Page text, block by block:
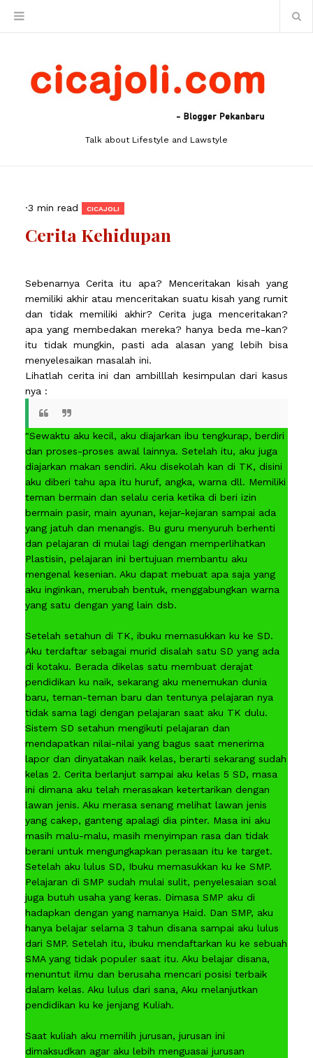
Talk about Lifestyle and Lawstyle
·3 min read CICAJOLI
Cerita Kehidupan
Sebenarnya Cerita itu apa? Menceritakan kisah yang
memiliki akhir atau menceritakan suatu kisah yang rumit
dan tidak memiliki akhir? Cerita juga menceritakan?
apa yang membedakan mereka? hanya beda me-kan?
itu tidak mungkin, pasti ada alasan yang lebih bisa
menyelesaikan masalah ini.
Lihatlah cerita ini dan ambilllah kesimpulan dari kasus
nya :
"Sewaktu aku kecil, aku diajarkan ibu tengkurap, berdiri
dan proses-proses awal lainnya. Setelah itu, aku juga
diajarkan makan sendiri. Aku disekolah kan di TK, disini
aku diberi tahu apa itu huruf, angka, warna dll. Memiliki
teman bermain dan selalu ceria ketika di beri izin
bermain pasir, main ayunan, kejar-kejaran sampai ada
yang jatuh dan menangis. Bu guru menyuruh berhenti
dan pelajaran di mulai lagi dengan memperlihatkan
Plastisin, pelajaran ini bertujuan membantu aku
mengenal kesenian. Aku dapat mebuat apa saja yang
aku inginkan, merubah bentuk, menggabungkan warna
yang satu dengan yang lain dsb.
Setelah setahun di TK, ibuku memasukkan ku ke SD.
Aku terdaftar sebagai murid disalah satu SD yang ada
di kotaku. Berada dikelas satu membuat derajat
pendidikan ku naik, sekarang aku menemukan dunia
baru, teman-teman baru dan tentunya pelajaran nya
tidak sama lagi dengan pelajaran saat aku TK dulu.
Sistem SD setahun mengikuti pelajaran dan
mendapatkan nilai-nilai yang bagus saat menerima
lapor dan dinyatakan naik kelas, berarti sekarang sudah
kelas 2. Cerita berlanjut sampai aku kelas 5 SD, masa
ini dimana aku telah merasakan ketertarikan dengan
lawan jenis. Aku merasa senang melihat lawan jenis
yang cakep, ganteng apalagi dia pinter. Masa ini aku
masih malu-malu, masih menyimpan rasa dan tidak
berani untuk mengungkapkan perasaan itu ke target.
Setelah aku lulus SD, Ibuku memasukkan ku ke SMP.
Pelajaran di SMP sudah mulai sulit, penyelesaian soal
juga butuh usaha yang keras. Dimasa SMP aku di
hadapkan dengan yang namanya Haid. Dan SMP, aku
hanya belajar selama 3 tahun disana sampai aku lulus
dari SMP. Setelah itu, ibuku mendaftarkan ku ke sebuah
SMA yang tidak populer saat itu. Aku belajar disana,
menuntut ilmu dan berusaha mencari posisi terbaik
dalam kelas. Aku lulus dari sana, Aku melanjutkan
pendidikan ku ke jenjang Kuliah.
Saat kuliah aku memilih jurusan, jurusan ini
dimaksudkan agar aku lebih menguasai jurusan